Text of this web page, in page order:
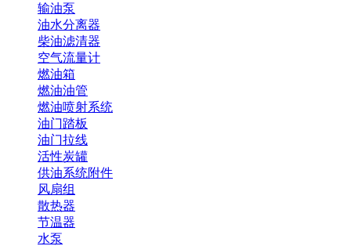
输油泵
油水分离器
柴油滤清器
空气流量计
燃油箱
燃油油管
燃油喷射系统
油门踏板
油门拉线
活性炭罐
供油系统附件
风扇组
散热器
节温器
水泵